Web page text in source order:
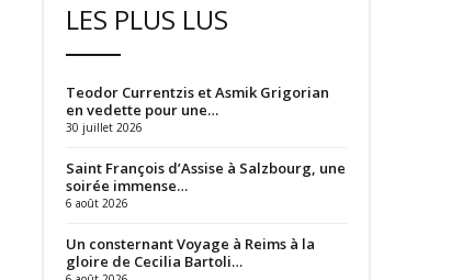
LES PLUS LUS
Teodor Currentzis et Asmik Grigorian
en vedette pour une…
30 juillet 2026
Saint François d’Assise à Salzbourg, une
soirée immense…
6 août 2026
Un consternant Voyage à Reims à la
gloire de Cecilia Bartoli…